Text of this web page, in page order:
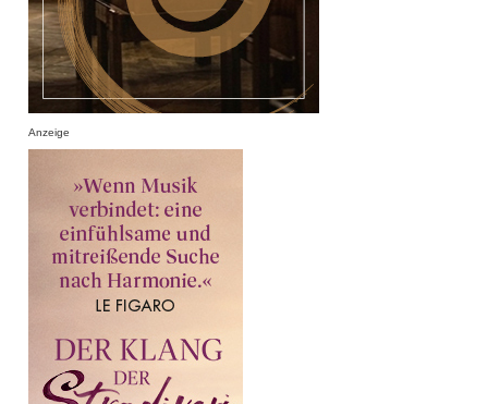
Anzeige